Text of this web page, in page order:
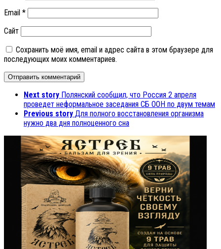
Email *
Сайт
Сохранить моё имя, email и адрес сайта в этом браузере для
последующих моих комментариев.
Next story Полянский сообщил, что Россия 2 апреля
проведет неформальное заседания СБ ООН по двум темам
Previous story Для полного восстановления организма
нужно два дня полноценного сна